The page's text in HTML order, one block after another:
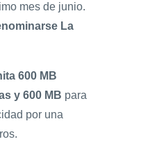
mes de junio.
La
600 MB
y 600 MB para
por una